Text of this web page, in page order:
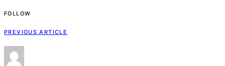
FOLLOW
PREVIOUS ARTICLE